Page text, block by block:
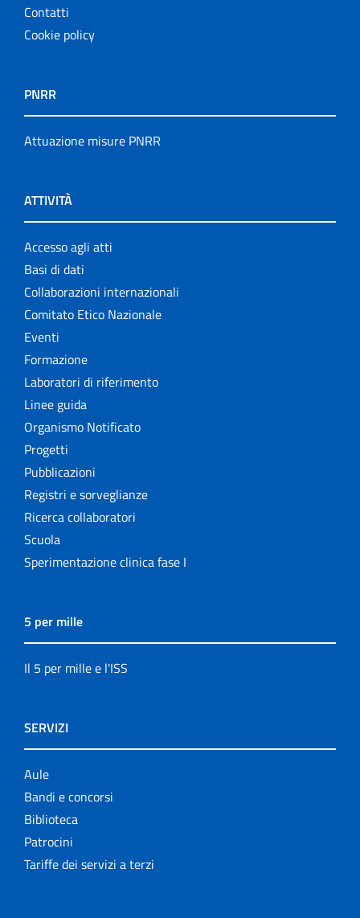
Contatti
Cookie policy
PNRR
Attuazione misure PNRR
ATTIVITÀ
Accesso agli atti
Basi di dati
Collaborazioni internazionali
Comitato Etico Nazionale
Eventi
Formazione
Laboratori di riferimento
Linee guida
Organismo Notificato
Progetti
Pubblicazioni
Registri e sorveglianze
Ricerca collaboratori
Scuola
Sperimentazione clinica fase I
5 per mille
Il 5 per mille e l'ISS
SERVIZI
Aule
Bandi e concorsi
Biblioteca
Patrocini
Tariffe dei servizi a terzi